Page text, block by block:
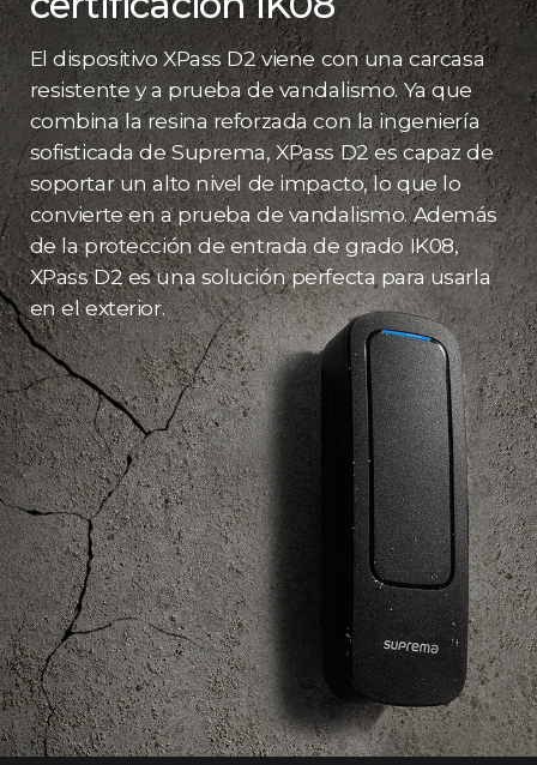
El dispositivo XPass D2 viene con una carcasa
resistente y a prueba de vandalismo. Ya que
combina la resina reforzada con la ingeniería
sofisticada de Suprema, XPass D2 es capaz de
soportar un alto nivel de impacto, lo que lo
convierte en a prueba de vandalismo. Además
de la protección de entrada de grado IK08,
XPass D2 es una solución perfecta para usarla
en el exterior.